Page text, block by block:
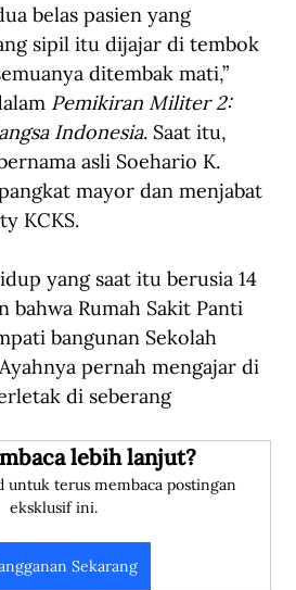
belas pasien yang
sipil itu dijajar di tembok
ditembak mati,”
Pemikiran Militer 2:
Indonesia. Saat itu,
asli Soehario K.
mayor dan menjabat
KCKS.
yang saat itu berusia 14
bahwa Rumah Sakit Panti
bangunan Sekolah
Ayahnya pernah mengajar di
di seberang
lebih lanjut?
untuk terus membaca postingan
eksklusif ini.
Sekarang